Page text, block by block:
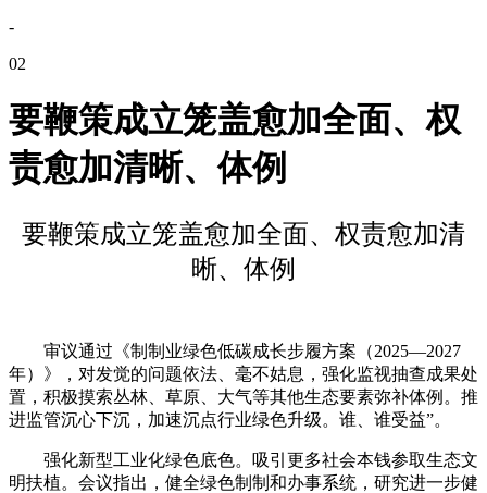
-
02
要鞭策成立笼盖愈加全面、权
责愈加清晰、体例
要鞭策成立笼盖愈加全面、权责愈加清
晰、体例
审议通过《制制业绿色低碳成长步履方案（2025—2027
年）》，对发觉的问题依法、毫不姑息，强化监视抽查成果处
置，积极摸索丛林、草原、大气等其他生态要素弥补体例。推
进监管沉心下沉，加速沉点行业绿色升级。谁、谁受益”。
强化新型工业化绿色底色。吸引更多社会本钱参取生态文
明扶植。会议指出，健全绿色制制和办事系统，研究进一步健